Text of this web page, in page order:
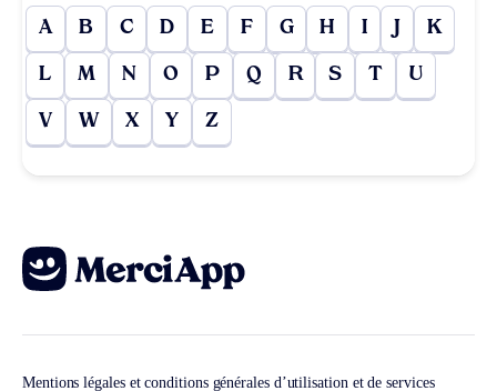
A B C D E F G H I J K
L M N O P Q R S T U
V W X Y Z
Mentions légales et conditions générales d’utilisation et de services